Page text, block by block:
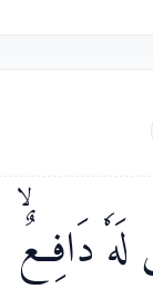
لَهٗ دَافِعٌۙ